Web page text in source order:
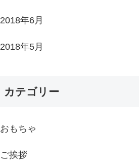
2018年6月
2018年5月
カテゴリー
おもちゃ
ご挨拶